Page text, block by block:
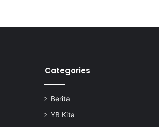
Categories
Berita
YB Kita